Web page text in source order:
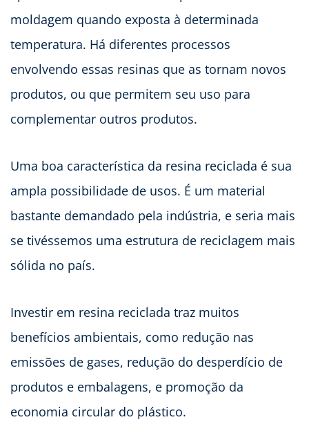
moldagem quando exposta à determinada
temperatura. Há diferentes processos
envolvendo essas resinas que as tornam novos
produtos, ou que permitem seu uso para
complementar outros produtos.
Uma boa característica da resina reciclada é sua
ampla possibilidade de usos. É um material
bastante demandado pela indústria, e seria mais
se tivéssemos uma estrutura de reciclagem mais
sólida no país.
Investir em resina reciclada traz muitos
benefícios ambientais, como redução nas
emissões de gases, redução do desperdício de
produtos e embalagens, e promoção da
economia circular do plástico.